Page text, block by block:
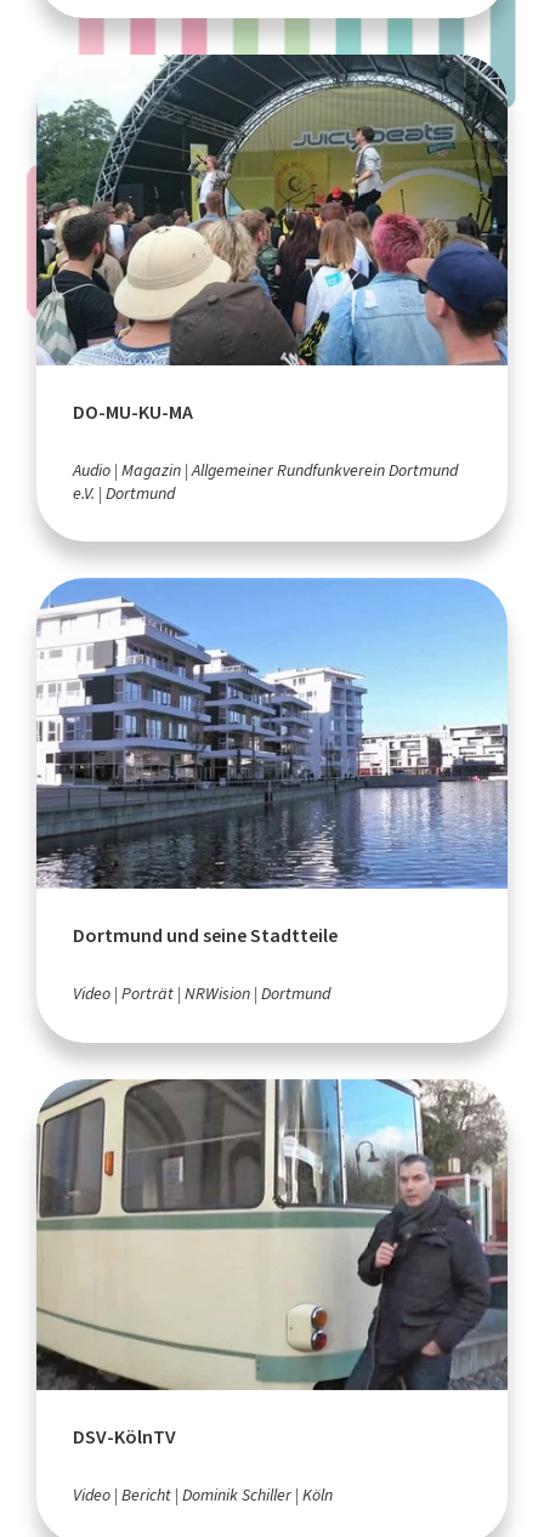
DO-MU-KU-MA
Audio Magazin Allgemeiner Rundfunkverein Dortmund
e.V. Dortmund
Dortmund und seine Stadtteile
Video Porträt NRWision Dortmund
DSV-KölnTV
Video Bericht Dominik Schiller Köln